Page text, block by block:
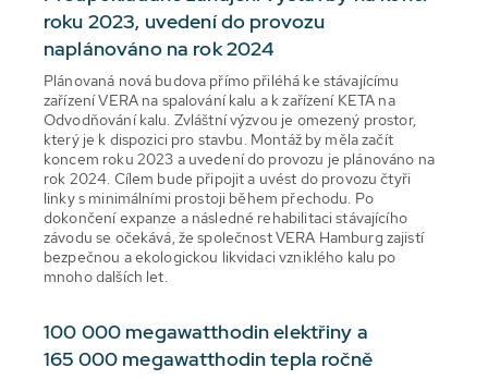
roku 2023, uvedení do provozu
naplánováno na rok 2024
Plánovaná nová budova přímo přiléhá ke stávajícímu
zařízení VERA na spalování kalu a k zařízení KETA na
Odvodňování kalu. Zvláštní výzvou je omezený prostor,
který je k dispozici pro stavbu. Montáž by měla začít
koncem roku 2023 a uvedení do provozu je plánováno na
rok 2024. Cílem bude připojit a uvést do provozu čtyři
linky s minimálními prostoji během přechodu. Po
dokončení expanze a následné rehabilitaci stávajícího
závodu se očekává, že společnost VERA Hamburg zajistí
bezpečnou a ekologickou likvidaci vzniklého kalu po
mnoho dalších let.
100 000 megawatthodin elektřiny a
165 000 megawatthodin tepla ročně